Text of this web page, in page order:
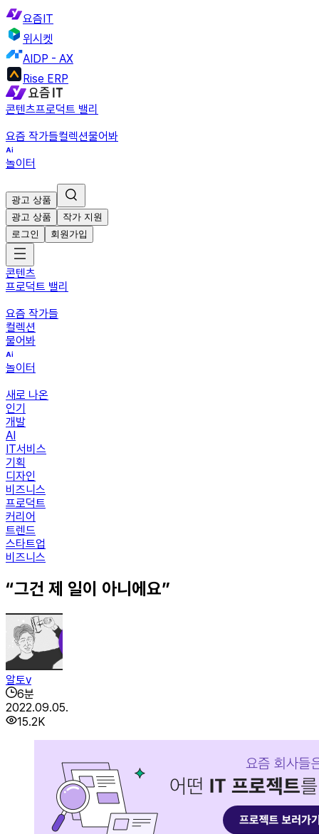
요즘IT
위시켓
AIDP - AX
Rise ERP
콘텐츠프로덕트 밸리
요즘 작가들컬렉션물어봐
놀이터
광고 상품
광고 상품
작가 지원
로그인
회원가입
콘텐츠
프로덕트 밸리
요즘 작가들
컬렉션
물어봐
놀이터
새로 나온
인기
개발
AI
IT서비스
기획
디자인
비즈니스
프로덕트
커리어
트렌드
스타트업
비즈니스
“그건 제 일이 아니에요”
알토v
6분
2022.09.05.
15.2K